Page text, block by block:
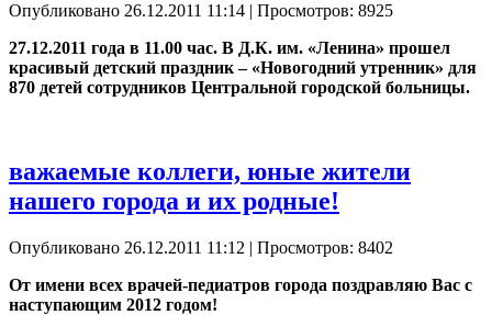
Опубликовано 26.12.2011 11:14 | Просмотров: 8925
27.12.2011 года в 11.00 час. В Д.К. им. «Ленина» прошел
красивый детский праздник – «Новогодний утренник» для
870 детей сотрудников Центральной городской больницы.
важаемые коллеги, юные жители
нашего города и их родные!
Опубликовано 26.12.2011 11:12 | Просмотров: 8402
От имени всех врачей-педиатров города поздравляю Вас с
наступающим 2012 годом!